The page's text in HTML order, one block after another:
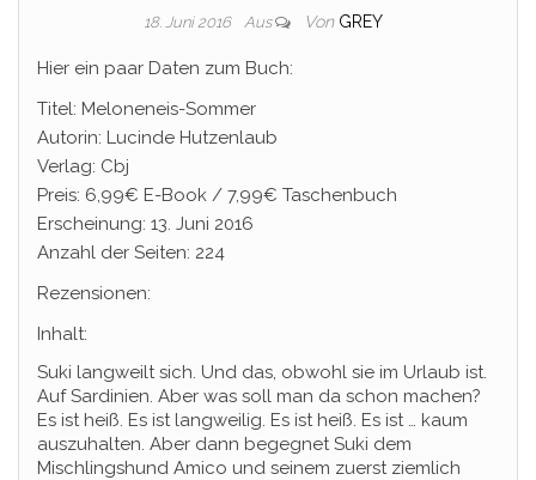
18. Juni 2016 Aus Von GREY
Hier ein paar Daten zum Buch:
Titel: Meloneneis-Sommer
Autorin: Lucinde Hutzenlaub
Verlag: Cbj
Preis: 6,99€ E-Book / 7,99€ Taschenbuch
Erscheinung: 13. Juni 2016
Anzahl der Seiten: 224
Rezensionen:
Inhalt:
Suki langweilt sich. Und das, obwohl sie im Urlaub ist.
Auf Sardinien. Aber was soll man da schon machen?
Es ist heiß. Es ist langweilig. Es ist heiß. Es ist … kaum
auszuhalten. Aber dann begegnet Suki dem
Mischlingshund Amico und seinem zuerst ziemlich